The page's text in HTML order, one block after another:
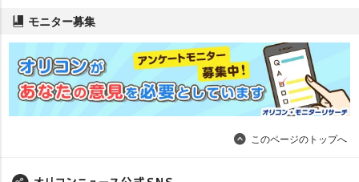
モニター募集
このページのトップへ